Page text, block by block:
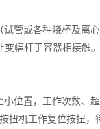
或各种烧杯及离
变幅杆于容器相接
置，工作次数、超
扭机工作复位按扭